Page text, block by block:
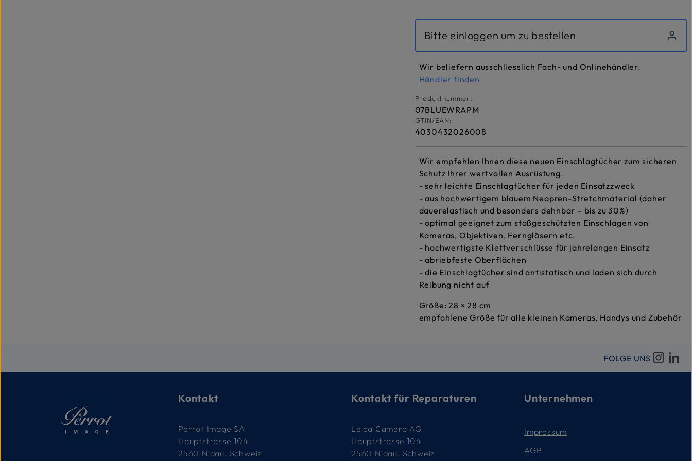
Bitte einloggen um zu bestellen
Wir beliefern ausschliesslich Fach- und Onlinehändler.
Händler finden
Produktnummer:
07BLUEWRAPM
GTIN/EAN:
4030432026008
Wir empfehlen Ihnen diese neuen Einschlagtücher zum sicheren
Schutz Ihrer wertvollen Ausrüstung.
- sehr leichte Einschlagtücher für jeden Einsatzzweck
- aus hochwertigem blauem Neopren-Stretchmaterial (daher
dauerelastisch und besonders dehnbar – bis zu 30%)
- optimal geeignet zum stoßgeschützten Einschlagen von
Kameras, Objektiven, Ferngläsern etc.
- hochwertigste Klettverschlüsse für jahrelangen Einsatz
- abriebfeste Oberflächen
- die Einschlagtücher sind antistatisch und laden sich durch
Reibung nicht auf
Größe: 28 × 28 cm
empfohlene Größe für alle kleinen Kameras, Handys und Zubehör
FOLGE UNS
Kontakt
Perrot Image SA
Hauptstrasse 104
2560 Nidau, Schweiz
Kontakt für Reparaturen
Leica Camera AG
Hauptstrasse 104
2560 Nidau, Schweiz
Unternehmen
Impressum
AGB